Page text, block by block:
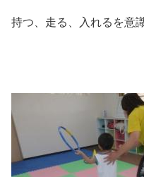
持つ、走る、入れるを意